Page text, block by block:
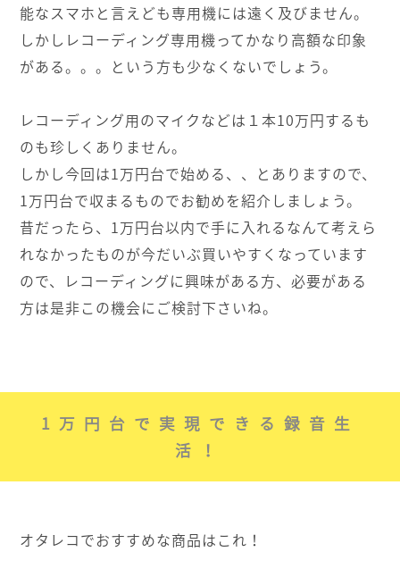
能なスマホと言えども専用機には遠く及びません。
しかしレコーディング専用機ってかなり高額な印象
がある。。。という方も少なくないでしょう。
レコーディング用のマイクなどは１本10万円するも
のも珍しくありません。
しかし今回は1万円台で始める、、とありますので、
1万円台で収まるものでお勧めを紹介しましょう。
昔だったら、1万円台以内で手に入れるなんて考えら
れなかったものが今だいぶ買いやすくなっています
ので、レコーディングに興味がある方、必要がある
方は是非この機会にご検討下さいね。
1万円台で実現できる録音生
活！
オタレコでおすすめな商品はこれ！